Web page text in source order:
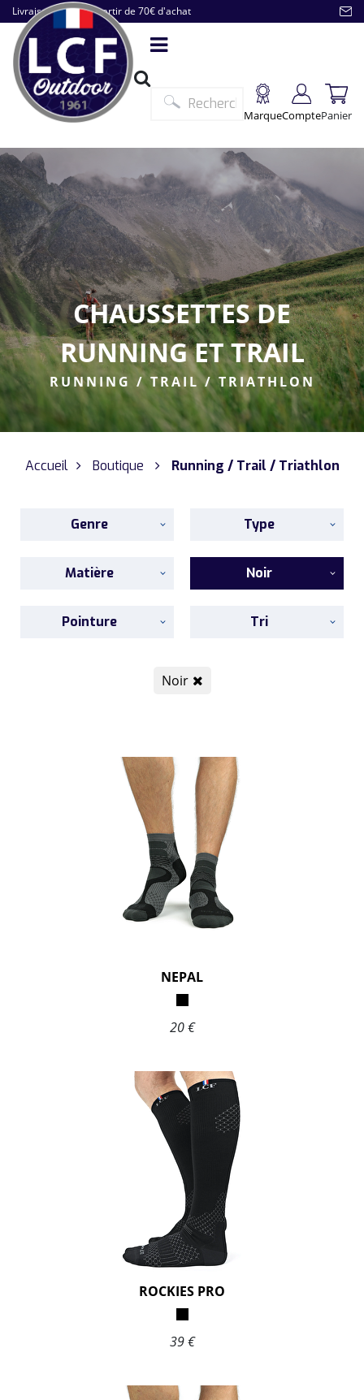
Livraison offerte à partir de 70€ d'achat
MarqueComptePanier
CHAUSSETTES DE
RUNNING ET TRAIL
RUNNING / TRAIL / TRIATHLON
Accueil Boutique Running / Trail / Triathlon
Genre Type
Matière Noir
Pointure Tri
Noir
NEPAL
20 €
ROCKIES PRO
39 €